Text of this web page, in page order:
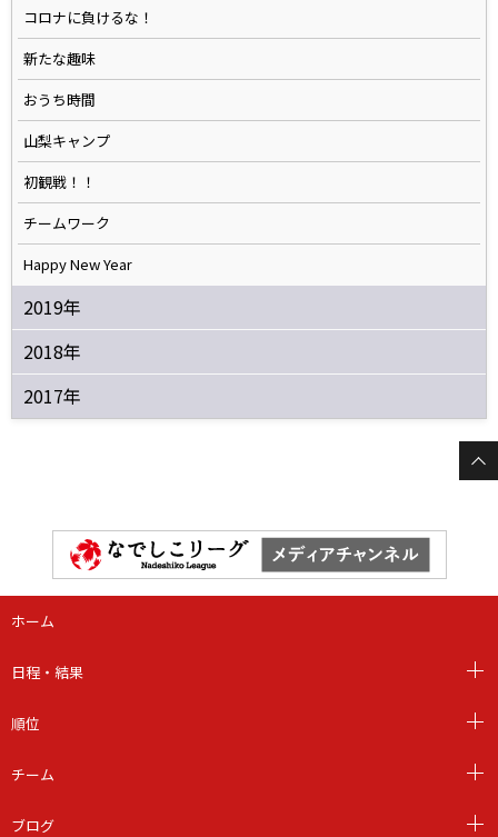
コロナに負けるな！
新たな趣味
おうち時間
山梨キャンプ
初観戦！！
チームワーク
Happy New Year
2019年
2018年
2017年
ホーム
日程・結果
順位
チーム
ブログ